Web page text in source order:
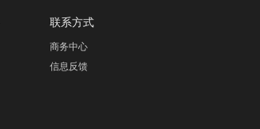
联系方式
商务中心
信息反馈